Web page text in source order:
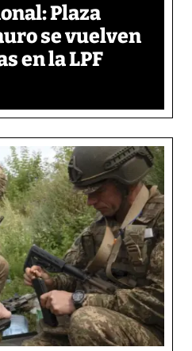
Plaza
se vuelven
en la LPF